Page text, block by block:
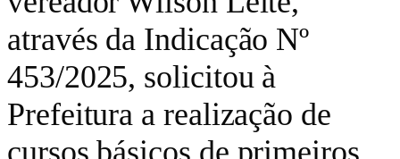
através da Indicação Nº
453/2025, solicitou à
Prefeitura a realização de
cursos básicos de primeiros